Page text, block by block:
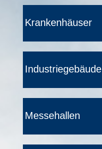
Krankenhäuser
Industriegebäude
Messehallen